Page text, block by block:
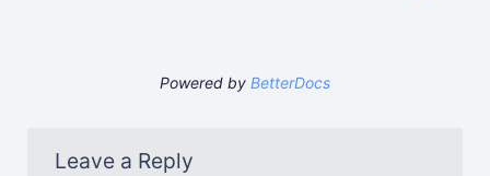
Powered by BetterDocs
Leave a Reply